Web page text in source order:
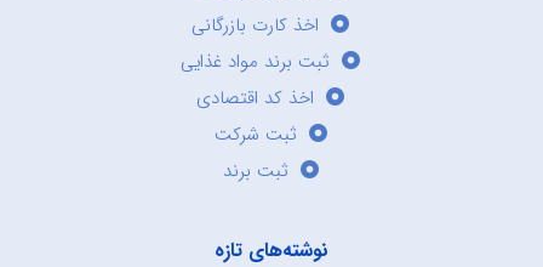
اخذ کارت بازرگانی
ثبت برند مواد غذایی
اخذ کد اقتصادی
ثبت شرکت
ثبت برند
نوشته‌های تازه